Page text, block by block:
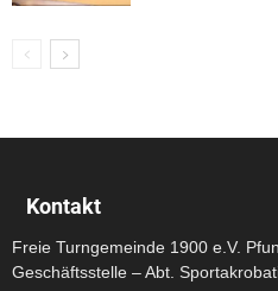
Kontakt
Freie Turngemeinde 1900 e.V.
Geschäftsstelle – Abt.